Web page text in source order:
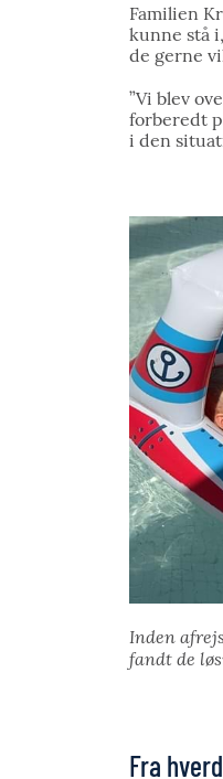
Familien
kunne stå
de gerne
”Vi blev
forberedt
i den
Inden
fandt de
Fra